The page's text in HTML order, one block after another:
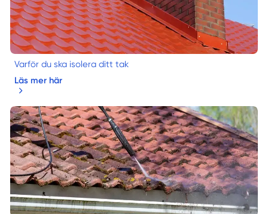
Varför du ska isolera ditt tak
Läs mer här